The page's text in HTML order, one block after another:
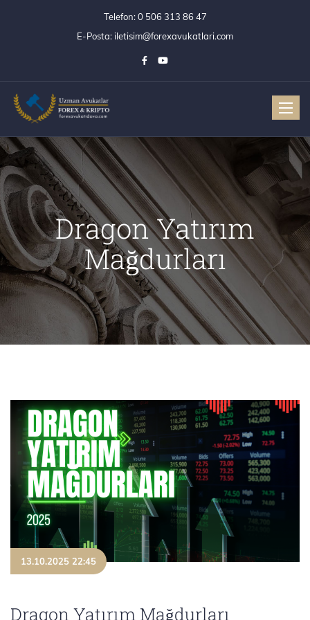
Telefon:0 506 313 86 47
E-Posta: iletisim@forexavukatlari.com
Dragon Yatırım
Mağdurları
13.10.2025 22:45
Dragon Yatırım Mağdurları